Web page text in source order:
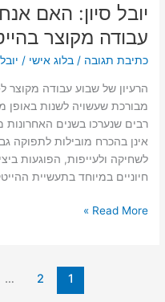
יובל סיון: האם
עבודה מקוצר
כתיבת תגובה /בלוג אישי /
מבורכת שעשויה לשנות
רבים שנערכו בשנים
אינן בהכרח מובילות לתפוקה
לשחיקה ולעייפות, הפוגעות
חיוניים במיוחד בתעשיית
Read More »
1
2
…